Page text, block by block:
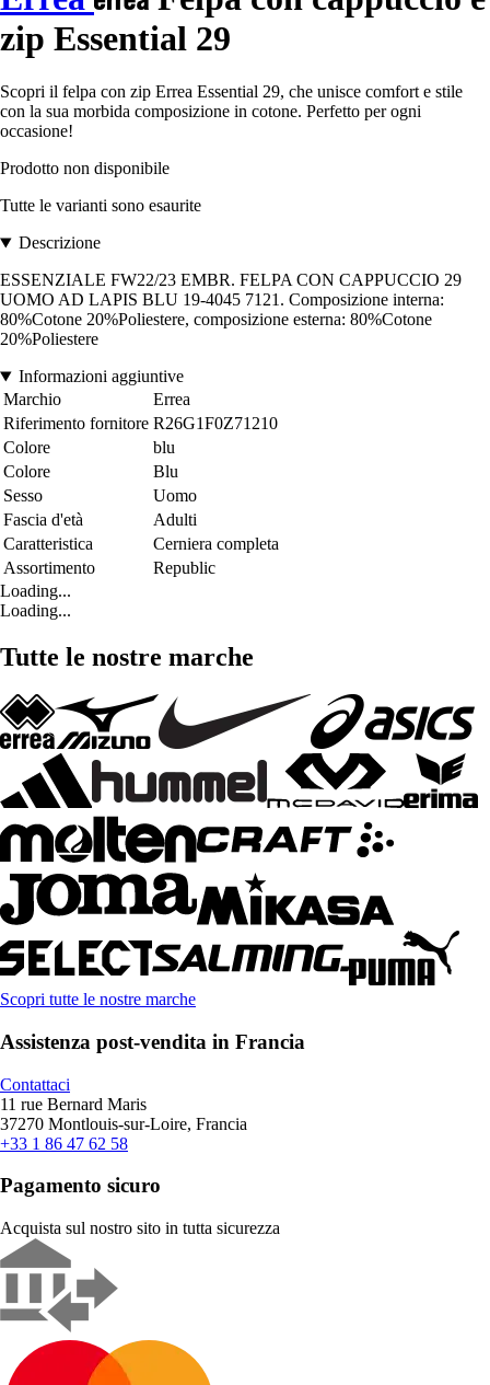
zip Essential 29
Scopri il felpa con zip Errea Essential 29, che unisce comfort e stile
con la sua morbida composizione in cotone. Perfetto per ogni
occasione!
Prodotto non disponibile
Tutte le varianti sono esaurite
Descrizione
ESSENZIALE FW22/23 EMBR. FELPA CON CAPPUCCIO 29
UOMO AD LAPIS BLU 19-4045 7121. Composizione interna:
80%Cotone 20%Poliestere, composizione esterna: 80%Cotone
20%Poliestere
Informazioni aggiuntive
Marchio
Errea
Riferimento fornitore R26G1F0Z71210
Colore
blu
Colore
Blu
Sesso
Uomo
Fascia d'età
Adulti
Caratteristica
Cerniera completa
Assortimento
Republic
Loading...
Loading...
Tutte le nostre marche
Scopri tutte le nostre marche
Assistenza post-vendita in Francia
Contattaci
11 rue Bernard Maris
37270 Montlouis-sur-Loire, Francia
+33 1 86 47 62 58
Pagamento sicuro
Acquista sul nostro sito in tutta sicurezza